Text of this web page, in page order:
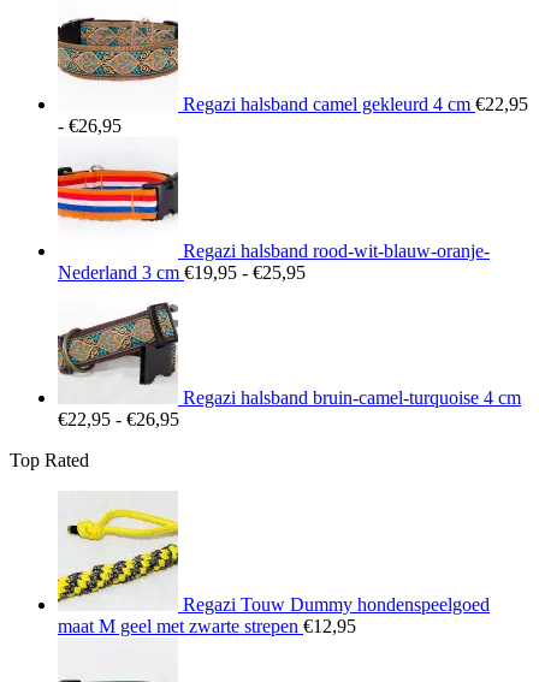
Regazi halsband camel gekleurd 4 cm €22,95
- €26,95Prijsklasse:
tot
€26,95
Regazi halsband rood-wit-blauw-oranje-
Nederland 3 cm €19,95 - €25,95Prijsklasse:
Regazi halsband bruin-camel-turquoise 4 cm
€22,95 - €26,95Prijsklasse:
Top Rated
Regazi Touw Dummy hondenspeelgoed
maat M geel met zwarte strepen €12,95